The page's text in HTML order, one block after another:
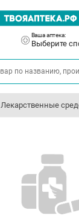
Ваша аптека:
Выберите
Лекарственные